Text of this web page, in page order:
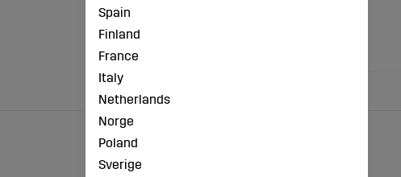
Spain
Finland
France
Italy
Netherlands
Norge
Poland
Sverige